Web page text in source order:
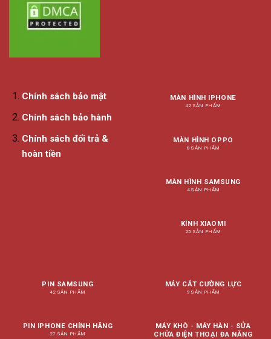
Chính sách bảo mật
Chính sách bảo hành
Chính sách đổi trả &
hoàn tiền
MÀN HÌNH IPHONE
42 SẢN PHẨM
MÀN HÌNH OPPO
8 SẢN PHẨM
MÀN HÌNH SAMSUNG
4 SẢN PHẨM
KÍNH XIAOMI
25 SẢN PHẨM
PIN SAMSUNG
42 SẢN PHẨM
PIN IPHONE CHÍNH HÃNG
27 SẢN PHẨM
MÁY CẮT CƯỜNG LỰC
9 SẢN PHẨM
MÁY KHÒ - MÁY HÀN - SỬA
CHỮA ĐIỆN THOẠI ĐA NĂNG